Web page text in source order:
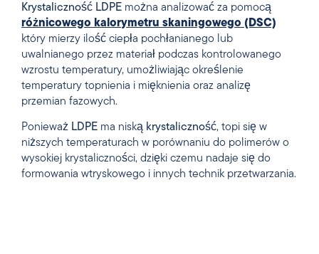
Krystaliczność LDPE można analizować za pomocą
różnicowego kalorymetru skaningowego (DSC)
który mierzy ilość ciepła pochłanianego lub
uwalnianego przez materiał podczas kontrolowanego
wzrostu temperatury, umożliwiając określenie
temperatury topnienia i mięknienia oraz analizę
przemian fazowych.
Ponieważ LDPE ma niską krystaliczność, topi się w
niższych temperaturach w porównaniu do polimerów o
wysokiej krystaliczności, dzięki czemu nadaje się do
formowania wtryskowego i innych technik przetwarzania.